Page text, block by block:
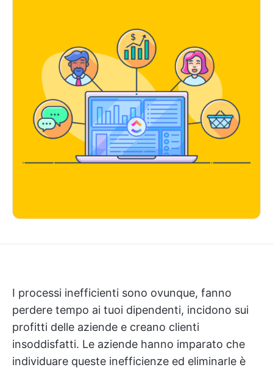
I processi inefficienti sono ovunque, fanno
perdere tempo ai tuoi dipendenti, incidono sui
profitti delle aziende e creano clienti
insoddisfatti. Le aziende hanno imparato che
individuare queste inefficienze ed eliminarle è